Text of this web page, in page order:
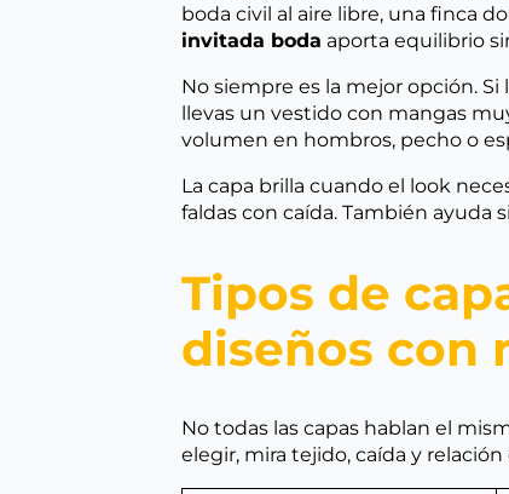
boda civil al aire libre, una finca
invitada boda aporta equilibrio
No siempre es la mejor opción.
llevas un vestido con mangas
volumen en hombros, pecho o
La capa brilla cuando el look
faldas con caída. También
Tipos de
diseños con
No todas las capas hablan el
elegir, mira tejido, caída y